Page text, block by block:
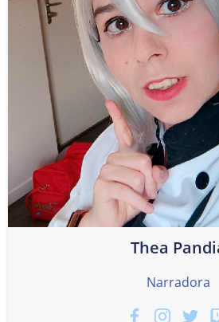
Thea
Narradora